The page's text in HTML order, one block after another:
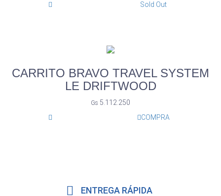
Sold Out
CARRITO BRAVO TRAVEL SYSTEM
LE DRIFTWOOD
Gs 5.112.250
COMPRA
ENTREGA RÁPIDA